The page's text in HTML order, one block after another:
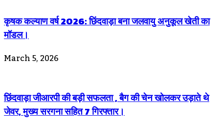
कृषक कल्याण वर्ष 2026: छिंदवाड़ा बना जलवायु अनुकूल खेती का
मॉडल।
March 5, 2026
छिंदवाड़ा जीआरपी की बड़ी सफलता , बैग की चेन खोलकर उड़ाते थे
जेवर, मुख्य सरगना सहित 7 गिरफ्तार।